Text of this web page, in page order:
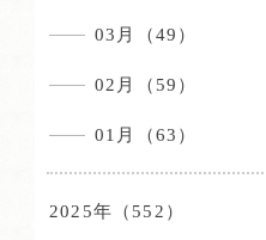
03月（49）
02月（59）
01月（63）
2025年（552）